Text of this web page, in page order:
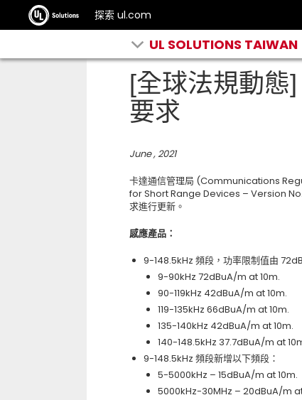
探索 ul.com
UL SOLUTIONS TAIWAN
[全球法規動態
要求
June , 2021
卡達通信管理局 (Communications
for Short Range Devices – Version
求進行更新。
感應產品：
9-148.5kHz 頻段，功率限制值由
9-90kHz 72dBuA/m at 10m.
90-119kHz 42dBuA/m at 10m.
119-135kHz 66dBuA/m at 10m.
135-140kHz 42dBuA/m at 10m.
140-148.5kHz 37.7dBuA/m at
9-148.5kHz 頻段新增以下頻段：
5-5000kHz – 15dBuA/m at 10m.
5000kHz-30MHz – 20dBuA/m